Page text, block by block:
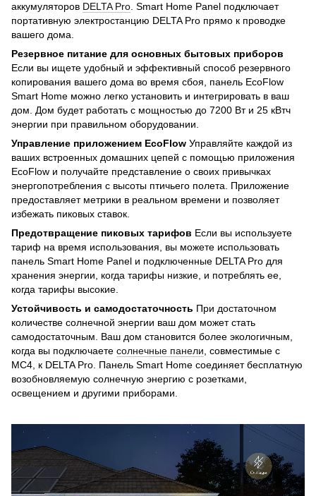
аккумуляторов DELTA Pro. Smart Home Panel подключает
портативную электростанцию ​​DELTA Pro прямо к проводке
вашего дома.
Резервное питание для основных бытовых приборов
Если вы ищете удобный и эффективный способ резервного
копирования вашего дома во время сбоя, панель EcoFlow
Smart Home можно легко установить и интегрировать в ваш
дом. Дом будет работать с мощностью до 7200 Вт и 25 кВтч
энергии при правильном оборудовании.
Управление приложением EcoFlow Управляйте каждой из
ваших встроенных домашних цепей с помощью приложения
EcoFlow и получайте представление о своих привычках
энергопотребления с высоты птичьего полета. Приложение
предоставляет метрики в реальном времени и позволяет
избежать пиковых ставок.
Предотвращение пиковых тарифов Если вы используете
тариф на время использования, вы можете использовать
панель Smart Home Panel и подключенные DELTA Pro для
хранения энергии, когда тарифы низкие, и потреблять ее,
когда тарифы высокие.
Устойчивость и самодостаточность При достаточном
количестве солнечной энергии ваш дом может стать
самодостаточным. Ваш дом становится более экологичным,
когда вы подключаете солнечные панели, совместимые с
MC4, к DELTA Pro. Панель Smart Home соединяет бесплатную
возобновляемую солнечную энергию с розетками,
освещением и другими приборами.